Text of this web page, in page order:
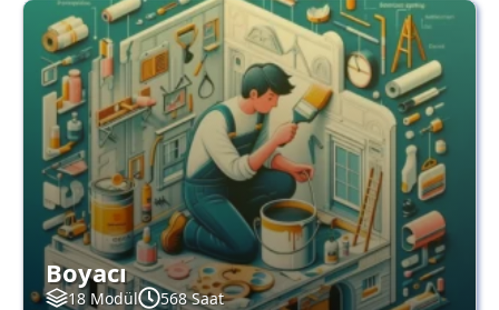
Boyacı
18 Modül 568 Saat